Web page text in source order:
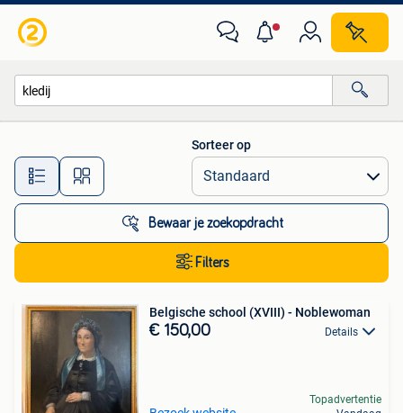
Alle afstanden…
Sorteer op
Bewaar je zoekopdracht
Filters
Belgische school (XVIII) - Noblewoman
€ 150,00 Details
Topadvertentie